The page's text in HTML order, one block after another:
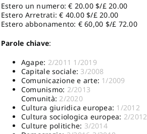
Estero un numero: € 20.00 $/£ 20.00
Estero Arretrati: € 40.00 $/£ 20.00
Estero abbonamento: € 60,00 $/£ 72.00
Parole chiave:
Agape: 2/2011 1/2019
Capitale sociale: 3/2008
Comunicazione e arte: 1/2009
Comunismo: 2/2013
Comunità: 2/2020
Cultura giuridica europea: 1/2012
Cultura sociologica europea: 2/2012
Culture politiche: 3/2014